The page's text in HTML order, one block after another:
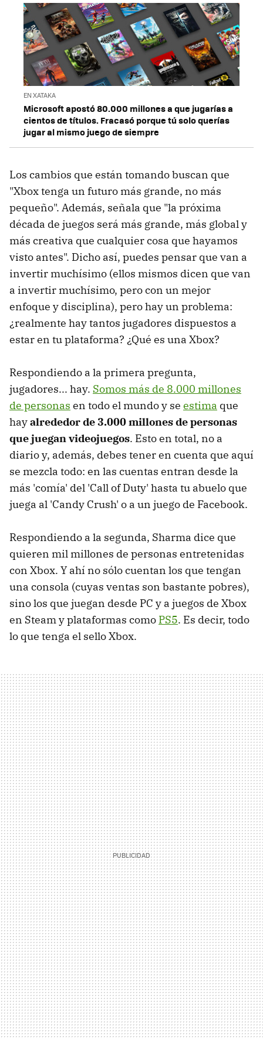
EN XATAKA
Microsoft apostó 80.000 millones a que jugarías a
cientos de títulos. Fracasó porque tú solo querías
jugar al mismo juego de siempre
Los cambios que están tomando buscan que
"Xbox tenga un futuro más grande, no más
pequeño". Además, señala que "la próxima
década de juegos será más grande, más global y
más creativa que cualquier cosa que hayamos
visto antes". Dicho así, puedes pensar que van a
invertir muchísimo (ellos mismos dicen que van
a invertir muchísimo, pero con un mejor
enfoque y disciplina), pero hay un problema:
¿realmente hay tantos jugadores dispuestos a
estar en tu plataforma? ¿Qué es una Xbox?
Respondiendo a la primera pregunta,
jugadores... hay. Somos más de 8.000 millones
de personas en todo el mundo y se estima que
hayalrededor de 3.000 millones de personas
que juegan videojuegos. Esto en total, no a
diario y, además, debes tener en cuenta que aquí
se mezcla todo: en las cuentas entran desde la
más 'comía' del 'Call of Duty' hasta tu abuelo que
juega al 'Candy Crush' o a un juego de Facebook.
Respondiendo a la segunda, Sharma dice que
quieren mil millones de personas entretenidas
con Xbox. Y ahí no sólo cuentan los que tengan
una consola (cuyas ventas son bastante pobres),
sino los que juegan desde PC y a juegos de Xbox
en Steam y plataformas como PS5. Es decir, todo
lo que tenga el sello Xbox.